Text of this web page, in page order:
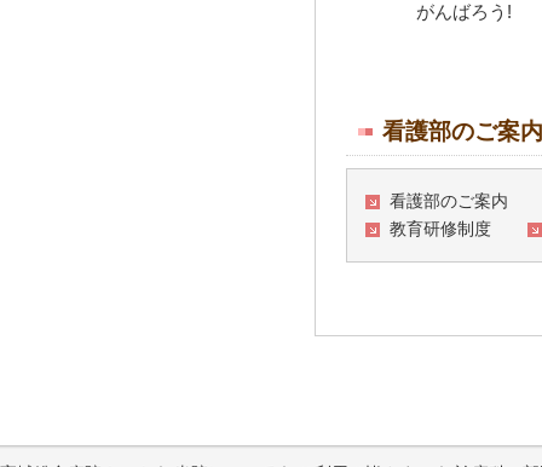
がんばろう!
看護部のご案内
看護部のご案内
教育研修制度